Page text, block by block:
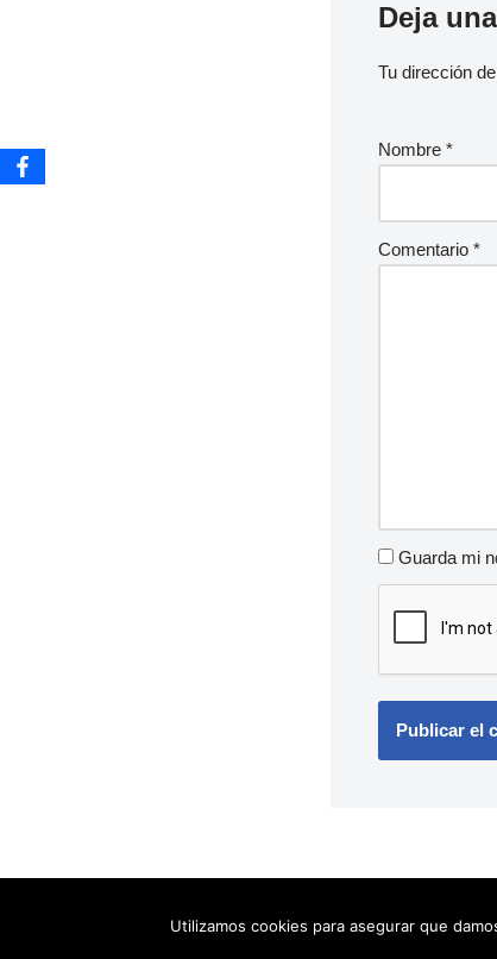
Deja
Tu dirección
Nombre *
Comentario *
Guarda mi
Utilizamos cookies para asegurar que